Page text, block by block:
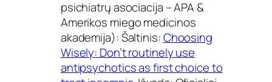
psichiatrų asociacija – APA &
Amerikos miego medicinos
akademija): Šaltinis:Choosing
Wisely: Don’t routinely use
antipsychotics as first choice to